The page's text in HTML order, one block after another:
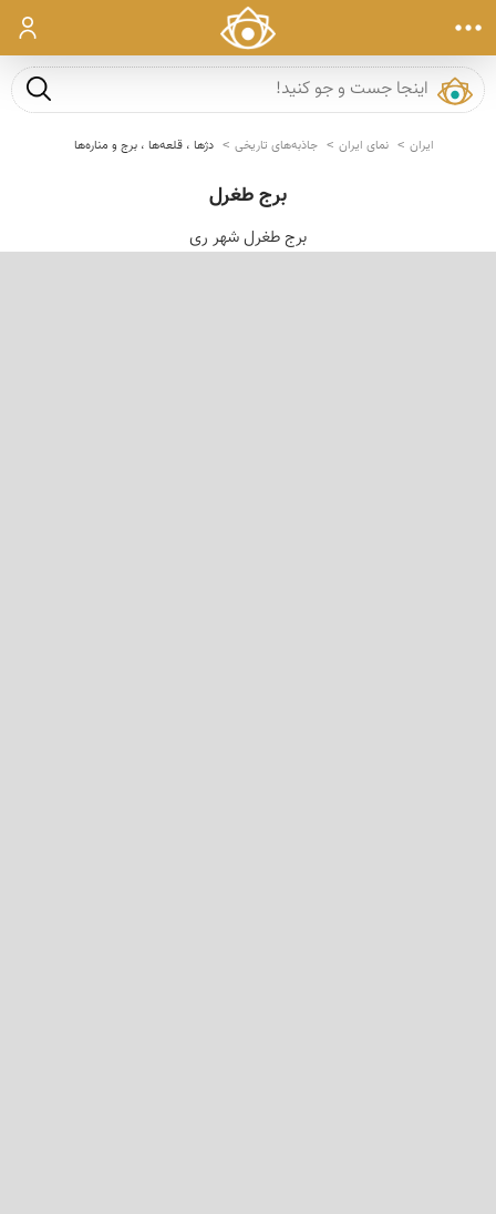
ورود
جست و
ایران نمای ایران جاذبه‌های تاریخی دژها ، قلعه‌ها ، برج و مناره‌ها
برج طغرل
برج طغرل شهر ری